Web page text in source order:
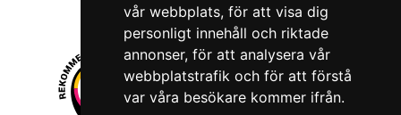
vår webbplats, för att visa dig
personligt innehåll och riktade
annonser, för att analysera vår
webbplatstrafik och för att förstå
var våra besökare kommer ifrån.